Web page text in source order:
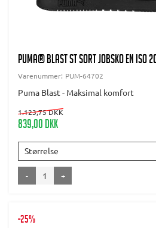
PUMA® Blast ST Sort jobsko EN ISO
Varenummer: PUM-64702
Puma Blast - Maksimal komfort
1.123,75 DKK
839,00 DKK
Størrelse
- +
-25%